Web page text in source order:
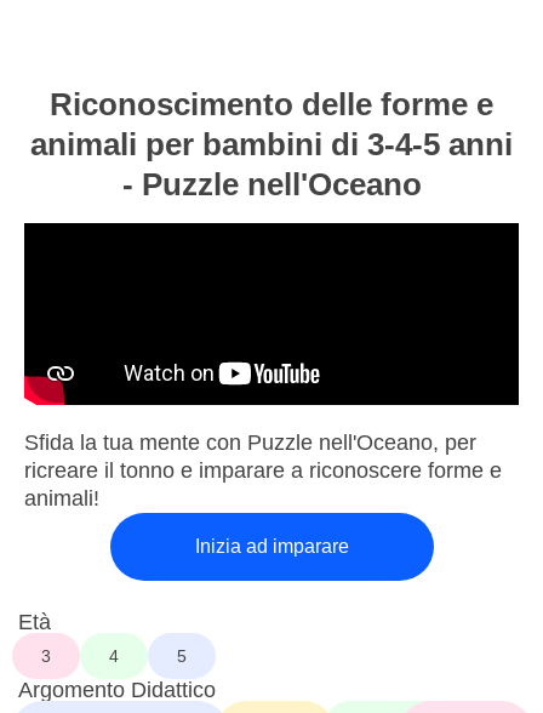
Riconoscimento delle forme e
animali per bambini di 3-4-5 anni
- Puzzle nell'Oceano
Sfida la tua mente con Puzzle nell'Oceano, per
ricreare il tonno e imparare a riconoscere forme e
animali!
Inizia ad imparare
Età
3 4 5
Argomento Didattico